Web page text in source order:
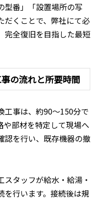
型番」「設置場所の写
だくことで、弊社にて必
完全復旧を目指した最短
の流れと所要時間
工事は、約90〜150分で
や部材を特定して現場へ
認を行い、既存機器の撤
タッフが給水・給湯・
を行います。接続後は規